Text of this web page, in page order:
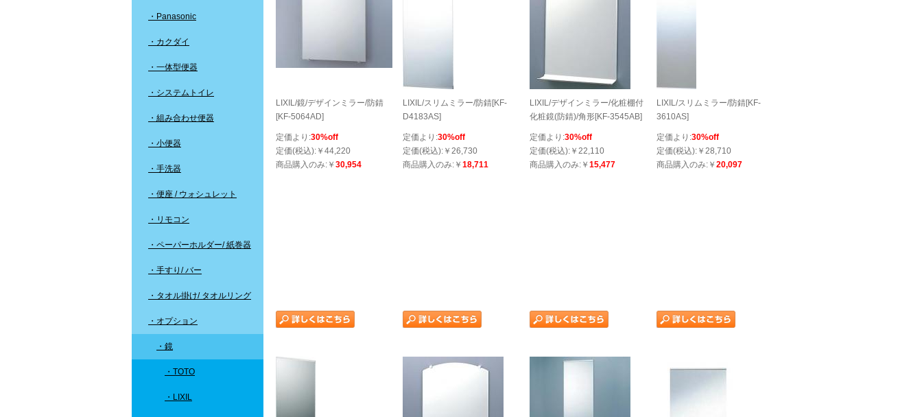
・Panasonic
・カクダイ
・一体型便器
・システムトイレ
・組み合わせ便器
・小便器
・手洗器
・便座 / ウォシュレット
・リモコン
・ペーパーホルダー/ 紙巻器
・手すり/ バー
・タオル掛け/ タオルリング
・オプション
・鏡
・TOTO
・LIXIL
LIXIL/鏡/デザインミラー/防錆
[KF-5064AD]
定価より:30%off
定価(税込):￥44,220
商品購入のみ:￥ 30,954
LIXIL/スリムミラー/防錆[KF-
D4183AS]
定価より:30%off
定価(税込):￥26,730
商品購入のみ:￥ 18,711
LIXIL/デザインミラー/化粧棚付
化粧鏡(防錆)/角形[KF-3545AB]
定価より:30%off
定価(税込):￥22,110
商品購入のみ:￥ 15,477
LIXIL/スリムミラー/防錆[KF-
3610AS]
定価より:30%off
定価(税込):￥28,710
商品購入のみ:￥ 20,097